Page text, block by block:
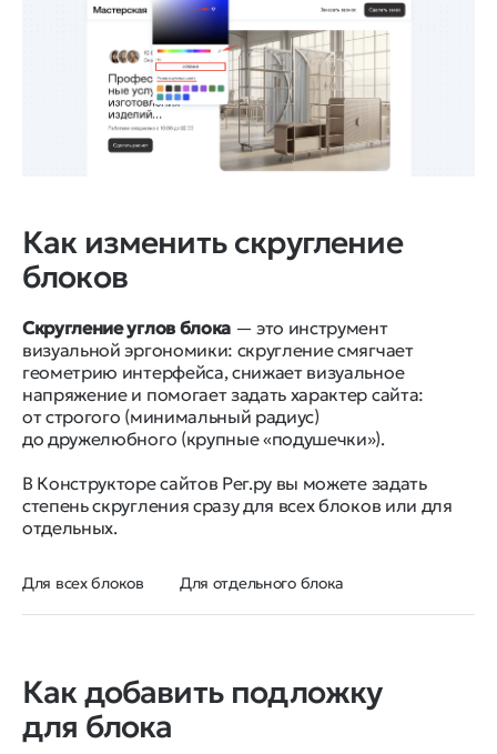
Как изменить скругление
блоков
Скругление углов блока— это инструмент
визуальной эргономики: скругление смягчает
геометрию интерфейса, снижает визуальное
напряжение и помогает задать характер сайта:
от строгого (минимальный радиус)
до дружелюбного (крупные «подушечки»).
В Конструкторе сайтов Рег.ру вы можете задать
степень скругления сразу для всех блоков или для
отдельных.
Для всех блоков Для отдельного блока
Как добавить подложку
для блока